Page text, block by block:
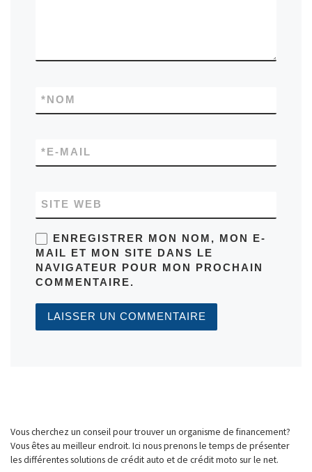
NOM
*
E-MAIL
*
SITE WEB
ENREGISTRER MON NOM, MON E-
MAIL ET MON SITE DANS LE
NAVIGATEUR POUR MON PROCHAIN
COMMENTAIRE.
Vous cherchez un conseil pour trouver un organisme de financement?
Vous êtes au meilleur endroit. Ici nous prenons le temps de présenter
les différentes solutions de crédit auto et de crédit moto sur le net.